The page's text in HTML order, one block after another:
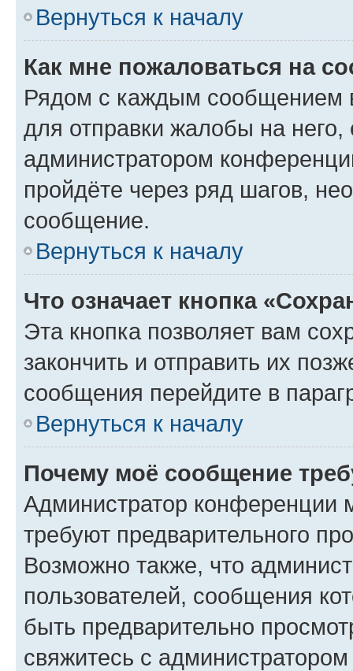
Вернуться к началу
Как мне пожаловаться на
Рядом с каждым сообщением
для отправки жалобы на
администратором
пройдёте через ряд шагов,
сообщение.
Вернуться к началу
Что означает кнопка
Эта кнопка позволяет вам
закончить и отправить их
сообщения перейдите в
Вернуться к началу
Почему моё сообщение
Администратор конференции
требуют предварительного
Возможно также, что
пользователей, сообщения
быть предварительно
свяжитесь с